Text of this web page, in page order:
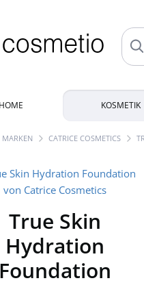
HOME KOSMETIK
MARKEN CATRICE COSMETICS
True Skin
Hydration
Foundation